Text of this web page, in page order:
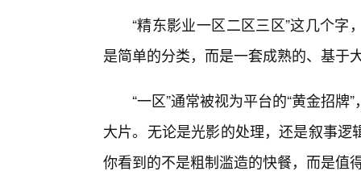
“精东影业一区二区三区”这几个
是简单的分类，而是一套成熟的、基于
“一区”通常被视为平台的“黄金招
大片。无论是光影的处理，还是叙事
你看到的不是粗制滥造的快餐，而是值